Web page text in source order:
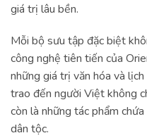
giá trị lâu bền.
Mỗi bộ sưu tập đặc biệt
công nghệ tiên tiến của
những giá trị văn hóa và
trao đến người Việt không
còn là những tác phẩm
dân tộc.